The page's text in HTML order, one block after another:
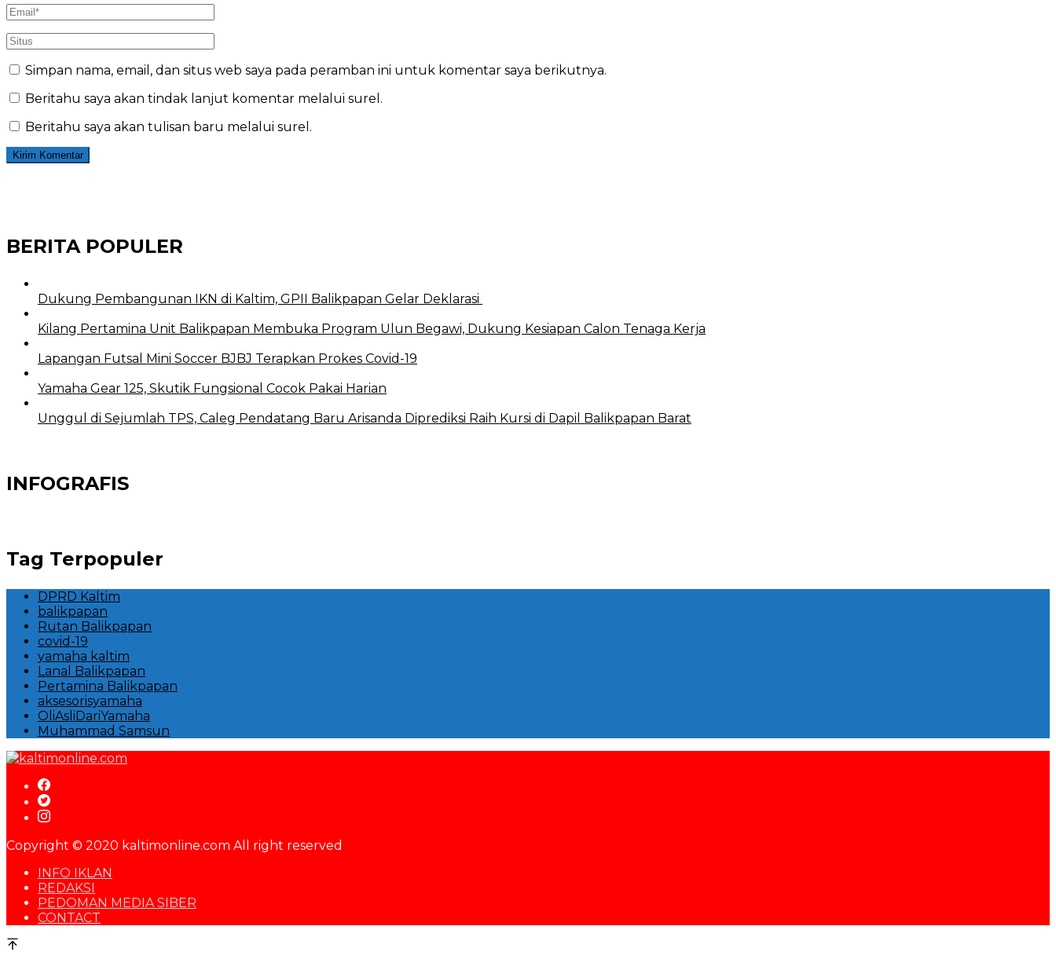
Simpan nama, email, dan situs web saya pada peramban ini untuk komentar saya berikutnya.
Beritahu saya akan tindak lanjut komentar melalui surel.
Beritahu saya akan tulisan baru melalui surel.
BERITA POPULER
Dukung Pembangunan IKN di Kaltim, GPII Balikpapan Gelar Deklarasi
Kilang Pertamina Unit Balikpapan Membuka Program Ulun Begawi, Dukung Kesiapan Calon Tenaga Kerja
Lapangan Futsal Mini Soccer BJBJ Terapkan Prokes Covid-19
Yamaha Gear 125, Skutik Fungsional Cocok Pakai Harian
Unggul di Sejumlah TPS, Caleg Pendatang Baru Arisanda Diprediksi Raih Kursi di Dapil Balikpapan Barat
INFOGRAFIS
Tag Terpopuler
DPRD Kaltim
balikpapan
Rutan Balikpapan
covid-19
yamaha kaltim
Lanal Balikpapan
Pertamina Balikpapan
aksesorisyamaha
OliAsliDariYamaha
Muhammad Samsun
Copyright © 2020 kaltimonline.com All right reserved
INFO IKLAN
REDAKSI
PEDOMAN MEDIA SIBER
CONTACT